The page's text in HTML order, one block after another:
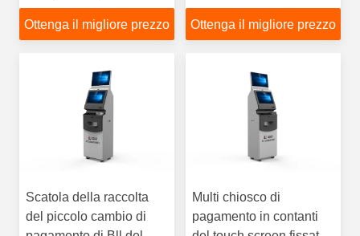
pubblicità della luce
della parte posteriore del
Ottenga il migliore prezzo
magnetica/Master carta
assegni colta
Ottenga il migliore prezzo
Scatola della raccolta
del piccolo cambio di
Multi chiosco di
pagamento in contanti